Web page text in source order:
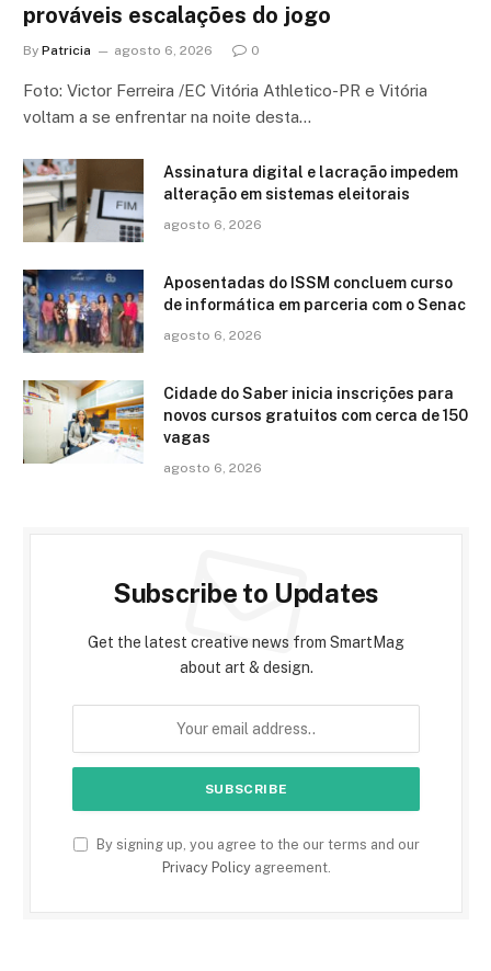
prováveis escalações do jogo
By Patricia agosto 6, 2026 0
Foto: Victor Ferreira /EC Vitória Athletico-PR e Vitória
voltam a se enfrentar na noite desta…
Assinatura digital e lacração impedem
alteração em sistemas eleitorais
agosto 6, 2026
Aposentadas do ISSM concluem curso
de informática em parceria com o Senac
agosto 6, 2026
Cidade do Saber inicia inscrições para
novos cursos gratuitos com cerca de 150
vagas
agosto 6, 2026
Subscribe to Updates
Get the latest creative news from SmartMag
about art & design.
By signing up, you agree to the our terms and our
Privacy Policyagreement.